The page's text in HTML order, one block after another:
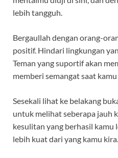
lebih tangguh.
Bergaullah dengan orang-
positif. Hindari lingkungan
Teman yang suportif akan
memberi semangat saat
Sesekali lihat ke belakang
untuk melihat seberapa jauh
kesulitan yang berhasil
lebih kuat dari yang kamu kira.